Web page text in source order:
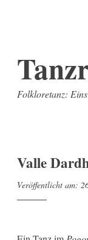
Inhalt
springen
Folkloretanz:
Valle
Veröffentlicht am: